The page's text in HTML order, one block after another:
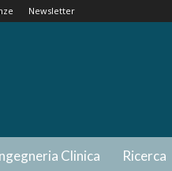
Newsletter
Clinica Ricerca